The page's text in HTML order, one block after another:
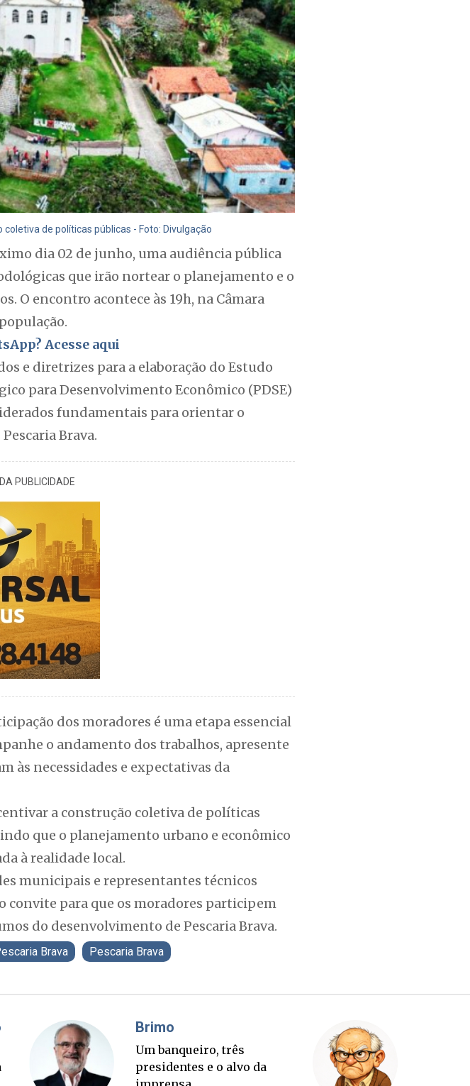
de políticas públicas - Foto: Divulgação
dia 02 de junho, uma audiência pública
que irão nortear o planejamento e o
O encontro acontece às 19h, na Câmara
Acesse aqui
e diretrizes para a elaboração do Estudo
para Desenvolvimento Econômico (PDSE)
fundamentais para orientar o
Brava.
PUBLICIDADE
dos moradores é uma etapa essencial
o andamento dos trabalhos, apresente
às necessidades e expectativas da
a construção coletiva de políticas
que o planejamento urbano e econômico
à realidade local.
municipais e representantes técnicos
convite para que os moradores participem
do desenvolvimento de Pescaria Brava.
Brava Pescaria Brava
Cláudio Prisco Paraíso
Sorte lançada e tabuleiro
sucessório completo para